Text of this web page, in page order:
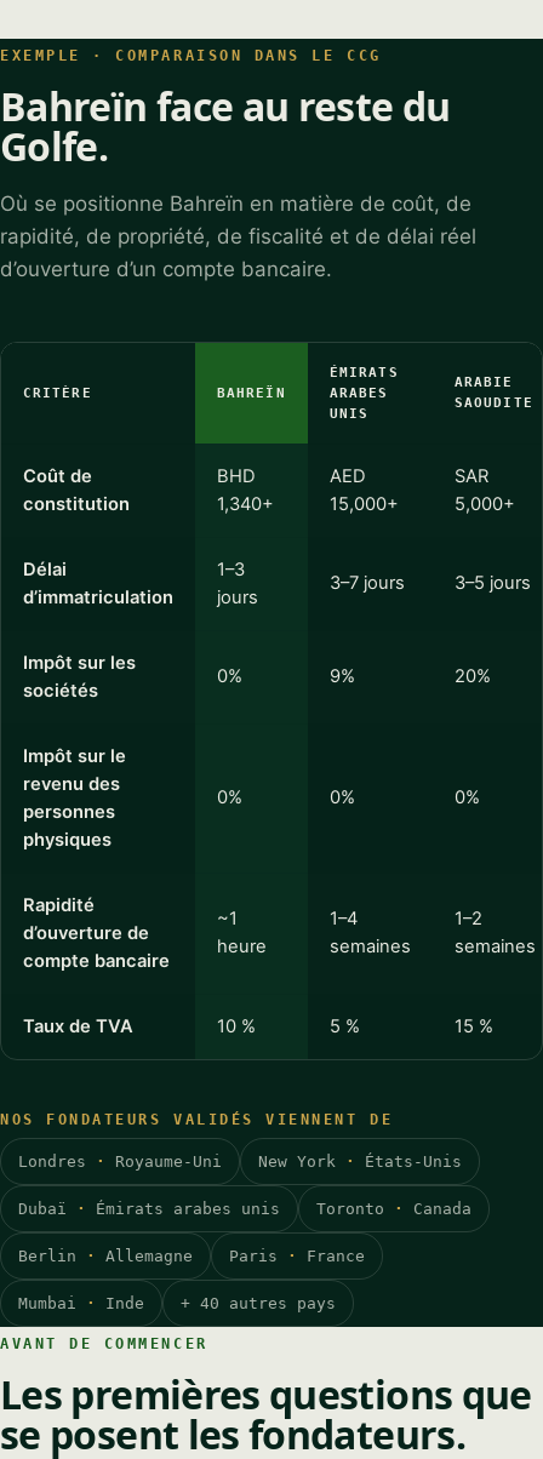
EXEMPLE · COMPARAISON DANS LE CCG
Bahreïn face au reste du
Golfe.
Où se positionne Bahreïn en matière de coût, de
rapidité, de propriété, de fiscalité et de délai réel
d’ouverture d’un compte bancaire.
CRITÈRE BAHREÏN
ÉMIRATS
ARABES
UNIS
ARABIE
SAOUDITE
Coût de
constitution
BHD
1,340+
AED
15,000+
SAR
5,000+
Délai
d’immatriculation
1–3
jours
3–7 jours 3–5 jours
Impôt sur les
sociétés
0% 9% 20%
Impôt sur le
revenu des
personnes
physiques
0% 0% 0%
Rapidité
d’ouverture de
compte bancaire
~1
heure
1–4
semaines
1–2
semaines
Taux de TVA 10 % 5 % 15 %
NOS FONDATEURS VALIDÉS VIENNENT DE
Londres · Royaume-Uni New York · États-Unis
Dubaï · Émirats arabes unis Toronto · Canada
Berlin · Allemagne Paris · France
Mumbai · Inde + 40 autres pays
AVANT DE COMMENCER
Les premières questions que
se posent les fondateurs.